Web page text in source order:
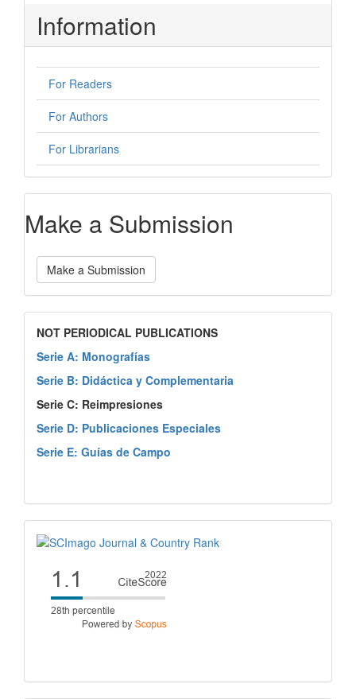
Information
For Readers
For Authors
For Librarians
Make a Submission
Make a Submission
NOT PERIODICAL PUBLICATIONS
Serie A: Monografías
Serie B: Didáctica y Complementaria
Serie C: Reimpresiones
Serie D: Publicaciones Especiales
Serie E: Guías de Campo